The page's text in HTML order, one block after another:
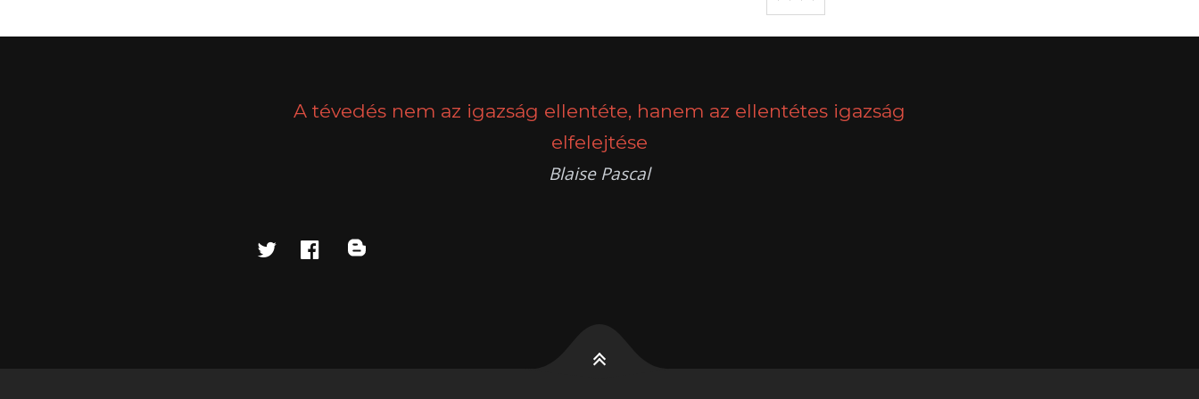
A tévedés nem az igazság ellentéte, hanem az ellentétes igazság
elfelejtése
Blaise Pascal
twitterfacebook
blog